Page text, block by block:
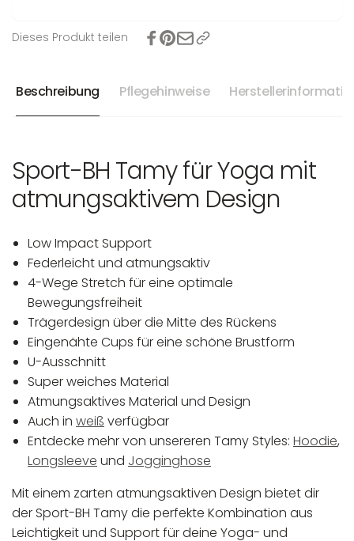
Dieses Produkt teilen
Beschreibung Pflegehinweise
Sport-BH Tamy für Yoga mit
atmungsaktivem Design
Low Impact Support
Federleicht und atmungsaktiv
4-Wege Stretch für eine optimale
Bewegungsfreiheit
Trägerdesign über die Mitte des Rückens
Eingenähte Cups für eine schöne Brustform
U-Ausschnitt
Super weiches Material
Atmungsaktives Material und Design
Auch in weiß verfügbar
Entdecke mehr von unsereren Tamy Styles: Hoodie,
Longsleeve und Jogginghose
Mit einem zarten atmungsaktiven Design bietet dir
der Sport-BH Tamy die perfekte Kombination aus
Leichtigkeit und Support für deine Yoga- und